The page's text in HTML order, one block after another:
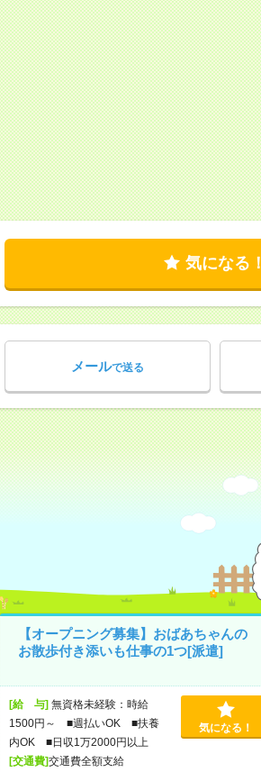
気になる！
メールで送る
【オープニング募集】おばあちゃんの
お散歩付き添いも仕事の1つ[派遣]
[給 与]無資格未経験：時給
1500円～ ■週払いOK ■扶養
内OK ■日収1万2000円以上
[交通費]交通費全額支給
気になる！